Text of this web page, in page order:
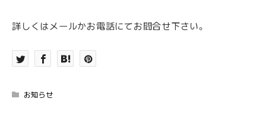
詳しくはメールかお電話にてお問合せ下さい。
お知らせ